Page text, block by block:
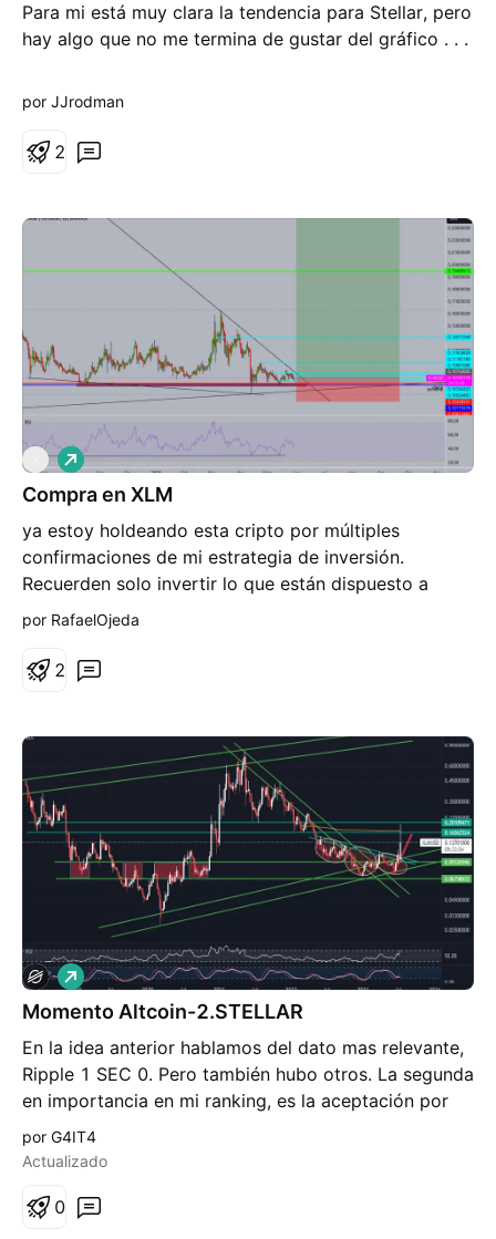
Para mi está muy clara la tendencia para Stellar, pero
hay algo que no me termina de gustar del gráfico . . .
o
por JJrodman
2
Compra en XLM
ya estoy holdeando esta cripto por múltiples
confirmaciones de mi estrategia de inversión.
Recuerden solo invertir lo que están dispuesto a
arriesgar. Esto es una operación de entrada a largo
plazo
L
a
r
o
por RafaelOjeda
2
Momento Altcoin-2.STELLAR
En la idea anterior hablamos del dato mas relevante,
Ripple 1 SEC 0. Pero también hubo otros. La segunda
en importancia en mi ranking, es la aceptación por
parte de la SEC de un ETF de Bitcoin al contado a
BlackRock ( y revisando la aprobación a otras
lo Messi, una ruptura del rango de corto plazo para
L
a
r
o
por G4IT4
Actualizado
0